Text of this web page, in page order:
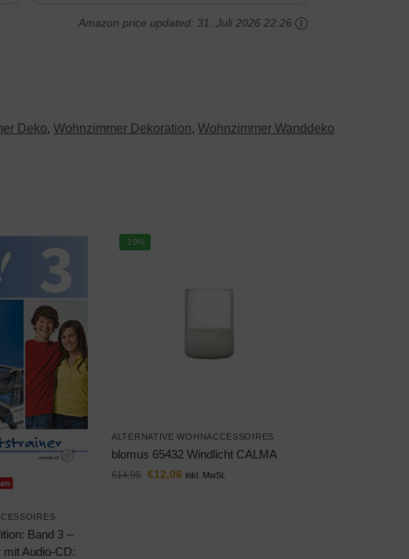
Amazon price updated: 31. Juli 2026 22:26
Deko, Wohnzimmer Dekoration, Wohnzimmer Wanddeko
Band 3 –
Audio-CD:
-19%
ALTERNATIVE WOHNACCESSOIRES
blomus 65432 Windlicht CALMA
€14,95 €12,06 inkl. MwSt.